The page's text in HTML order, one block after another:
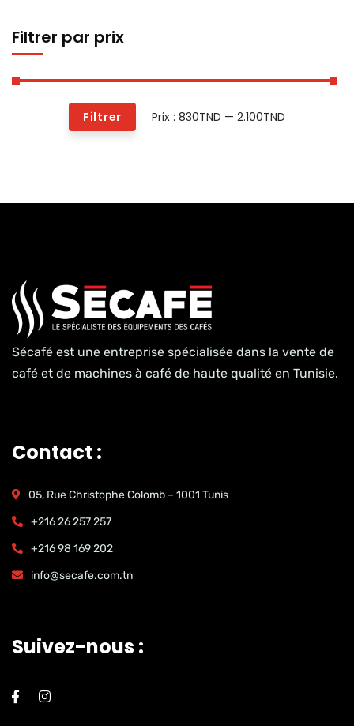
Filtrer par prix
Filtrer Prix : 830TND — 2.100TND
Sécafé est une entreprise spécialisée dans la vente de
café et de machines à café de haute qualité en Tunisie.
Contact :
05, Rue Christophe Colomb – 1001 Tunis
+216 26 257 257
+216 98 169 202
info@secafe.com.tn
Suivez-nous :